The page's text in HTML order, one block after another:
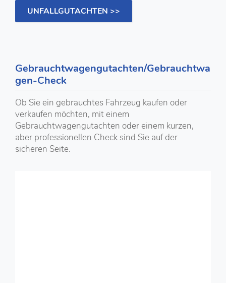
UNFALLGUTACHTEN >>
Gebrauchtwagengutachten/Gebrauchtwa
gen-Check
Ob Sie ein gebrauchtes Fahrzeug kaufen oder
verkaufen möchten, mit einem
Gebrauchtwagengutachten oder einem kurzen,
aber professionellen Check sind Sie auf der
sicheren Seite.